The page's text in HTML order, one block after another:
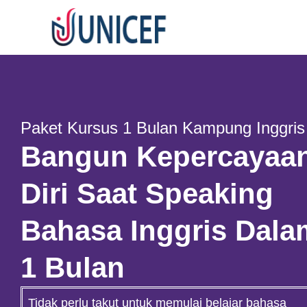
Paket Kursus 1 Bulan Kampung Inggris​
Bangun
Diri Saat Speaking
Bahasa Inggris
1 Bulan​
Tidak perlu takut untuk memulai belajar bahasa